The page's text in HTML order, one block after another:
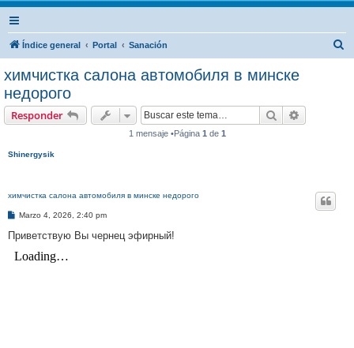
Índice general Portal Sanación
химчистка салона автомобиля в минске
недорого
Responder Buscar
1 mensaje •Página 1 de 1
Shinergysik
химчистка салона автомобиля в минске недорого
M
n
s
a
j
Marzo 4, 2026, 2:40 pm
Приветствую Вы чернец эфирный!